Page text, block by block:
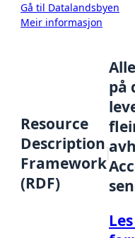
Gå til Datalandsbyen
Meir informasjon
Resource
Description
Framework
(RDF)
på